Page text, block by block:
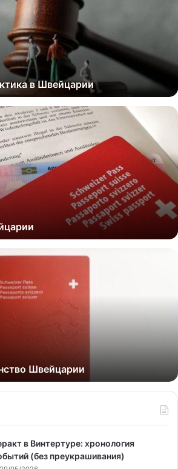
в Швейцарии
Швейцарии
в Винтертуре: хронология
(без преукрашивания)